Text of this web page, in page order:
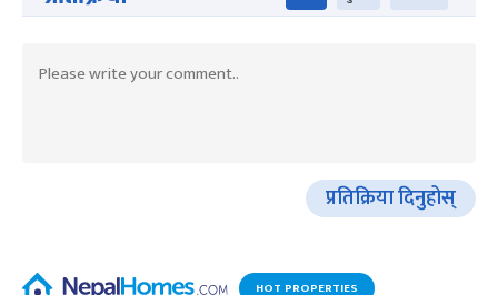
प्रतिक्रिया दिनुहोस्
HOT PROPERTIES